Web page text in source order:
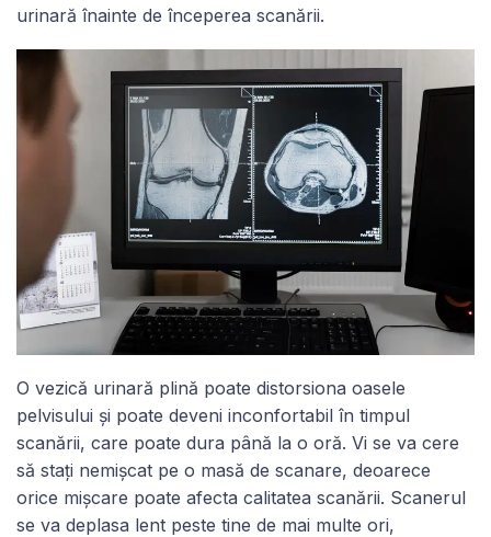
urinară înainte de începerea scanării.
O vezică urinară plină poate distorsiona oasele
pelvisului și poate deveni inconfortabil în timpul
scanării, care poate dura până la o oră. Vi se va cere
să stați nemișcat pe o masă de scanare, deoarece
orice mișcare poate afecta calitatea scanării. Scanerul
se va deplasa lent peste tine de mai multe ori,